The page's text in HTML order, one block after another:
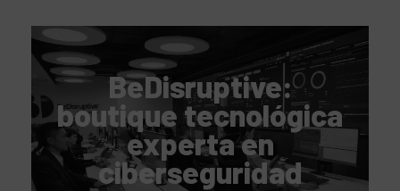
BeDisruptive:
boutique tecnológica
experta en
ciberseguridad